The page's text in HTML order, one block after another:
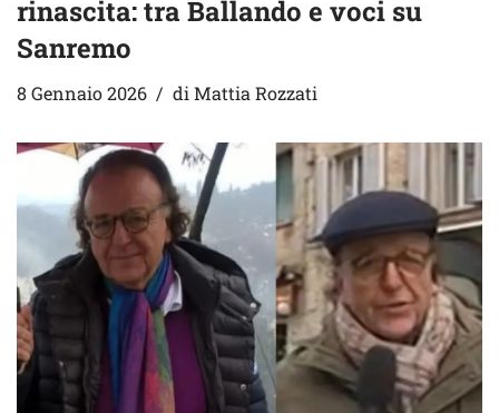
rinascita: tra Ballando e voci su
Sanremo
8 Gennaio 2026 diMattia Rozzati